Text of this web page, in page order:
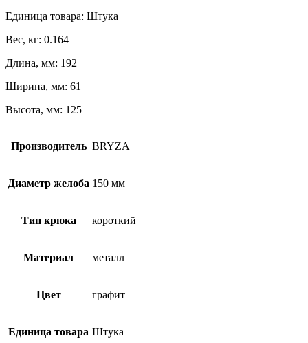
Единица товара: Штука
Вес, кг: 0.164
Длина, мм: 192
Ширина, мм: 61
Высота, мм: 125
Производитель BRYZA
Диаметр желоба 150 мм
Тип крюка короткий
Материал металл
Цвет графит
Единица товара Штука